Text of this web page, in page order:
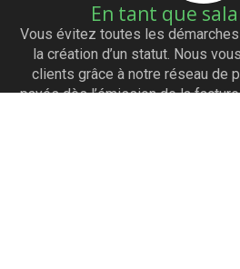
En tant que
Vous évitez toutes les
la création d’un statut. Nous
clients grâce à notre réseau de
payés dès l’émission de la